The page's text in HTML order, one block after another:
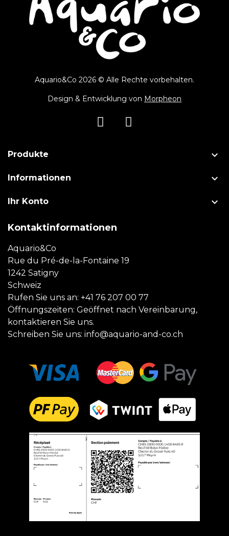
Aquario&Co 2026 © Alle Rechte vorbehalten.
Design & Entwicklung von Morpheon
Produkte 
Informationen 
Ihr Konto 
Kontaktinformationen
Aquario&Co
Rue du Pré-de-la-Fontaine 19
1242 Satigny
Schweiz
Rufen Sie uns an: +41 76 207 00 77
Öffnungszeiten: Geöffnet nach Vereinbarung,
kontaktieren Sie uns.
Schreiben Sie uns: info@aquario-and-co.ch